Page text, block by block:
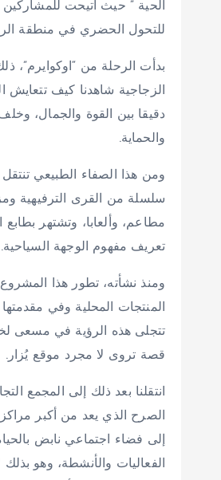
الحية ” حيث أُتيحت
للتحول الحضري في منطقة
بدأت الرحلة من “اوكوايرم”،
الزجاجية شاهدنا كيف
دقيقا بين القوة والجمال،
والحماية.
ومن هذا الصفاء الطبيعي
مطاعم، وألعابا، وتشتهر
تعريف مفهوم الوجهة السياحية.
ومنذ نشأته، تطور هذا
المنتجات المحلية وفي
تتجلى هذه الرؤية في مسعى
قصة تروى لا مجرد موقع يُزار.
انتقلنا بعد ذلك إلى المجمع
الصرح الذي يعد من أكبر
إلى فضاء اجتماعي نابض
الفعاليات والأنشطة، وهو